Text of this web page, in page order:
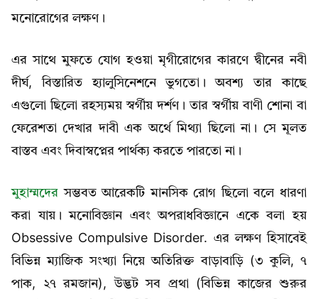
মনোরোগের লক্ষণ।
এর সাথে মুফতে যোগ হওয়া মৃগীরোগের কারণে দ্বীনের নবী
দীর্ঘ, বিস্তারিত হ্যালুসিনেশনে ভুগতো। অবশ্য তার কাছে
এগুলো ছিলো রহস্যময় স্বর্গীয় দর্শণ। তার স্বর্গীয় বাণী শোনা বা
ফেরেশতা দেখার দাবী এক অর্থে মিথ্যা ছিলো না। সে মূলত
বাস্তব এবং দিবাস্বপ্নের পার্থক্য করতে পারতো না।
মুহাম্মদেরসম্ভবত আরেকটি মানসিক রোগ ছিলো বলে ধারণা
করা যায়। মনোবিজ্ঞান এবং অপরাধবিজ্ঞানে একে বলা হয়
Obsessive Compulsive Disorder. এর লক্ষণ হিসাবেই
বিভিন্ন ম্যাজিক সংখ্যা নিয়ে অতিরিক্ত বাড়াবাড়ি (৩ কুলি, ৭
পাক, ২৭ রমজান), উদ্ভট সব প্রথা (বিভিন্ন কাজের শুরুর